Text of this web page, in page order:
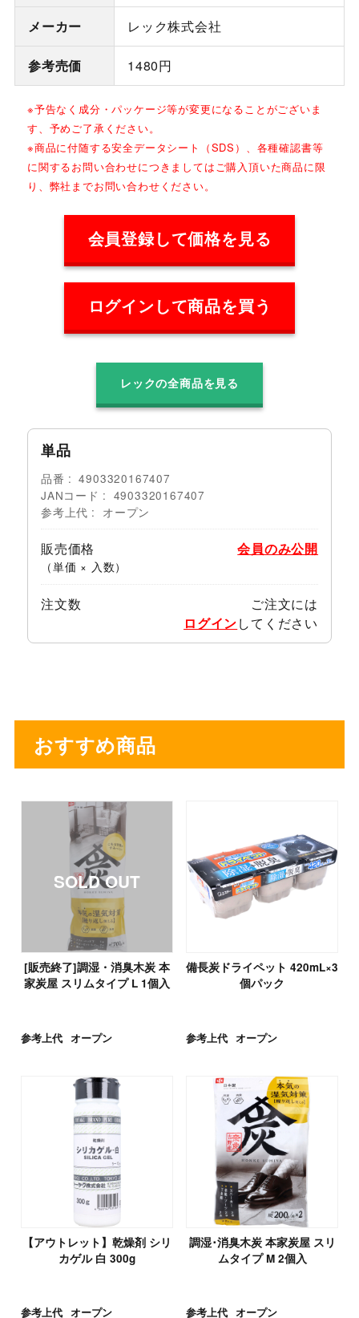
メーカー レック株式会社
参考売価 1480円
※予告なく成分・パッケージ等が変更になることがございま
す、予めご了承ください。
※商品に付随する安全データシート（SDS）、各種確認書等
に関するお問い合わせにつきましてはご購入頂いた商品に限
り、弊社までお問い合わせください。
会員登録して価格を見る
ログインして商品を買う
レックの全商品を見る
単品
品番
4903320167407
JANコード
4903320167407
参考上代
オープン
販売価格
（単価 × 入数）
会員のみ公開
注文数
ご注文には
ログインしてください
おすすめ商品
[販売終了]調湿・消臭木炭 本
家炭屋 スリムタイプ L 1個入
参考上代 オープン
備長炭ドライペット 420mL×3
個パック
参考上代 オープン
【アウトレット】乾燥剤 シリ
カゲル 白 300g
参考上代 オープン
調湿･消臭木炭 本家炭屋 スリ
ムタイプ M 2個入
参考上代 オープン